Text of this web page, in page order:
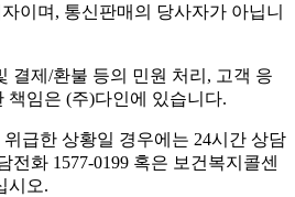
이며, 통신판매의 당사자가 아닙니
결제/환불 등의 민원 처리, 고객 응
책임은 (주)다인에 있습니다.
급한 상황일 경우에는 24시간 상담
전화 1577-0199 혹은 보건복지콜센
시오.